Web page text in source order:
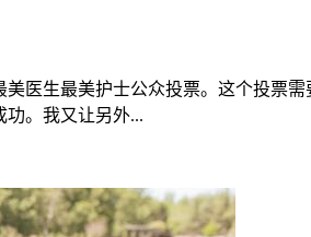
医生最美护士公众投票。这个投票
。我又让另外...